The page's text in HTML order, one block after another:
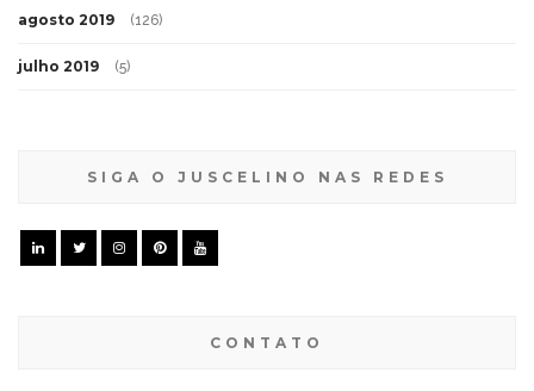
agosto 2019 (126)
julho 2019 (5)
SIGA O JUSCELINO NAS REDES
CONTATO